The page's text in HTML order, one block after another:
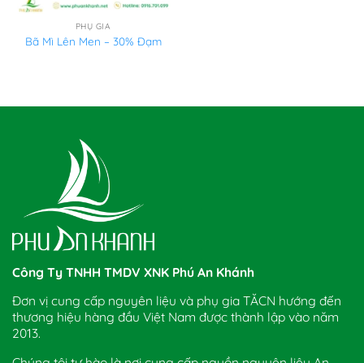
PHỤ GIA
Bã Mì Lên Men – 30% Đạm
Công Ty TNHH TMDV XNK Phú An Khánh
Đơn vị cung cấp nguyên liệu và phụ gia TĂCN hướng đến
thương hiệu hàng đầu Việt Nam được thành lập vào năm
2013.